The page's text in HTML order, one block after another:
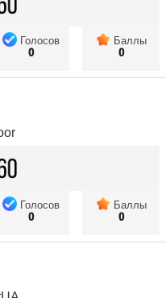
Голосов
0
Баллы
0
Голосов
0
Баллы
0